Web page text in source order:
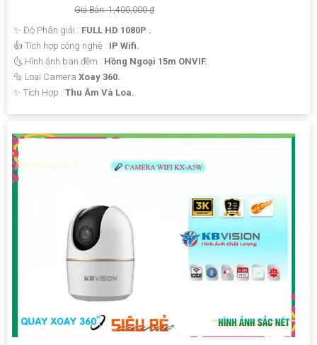
Giá Bán: 1,400,000 ₫
✨ Độ Phân giải : FULL HD 1080P .
👍 Tích hợp công nghệ : IP Wifi.
🌜 Hình ảnh ban đêm : Hồng Ngoại 15m ONVIF.
🔩 Loại Camera Xoay 360.
️✨ Tích Hợp : Thu Âm Và Loa.